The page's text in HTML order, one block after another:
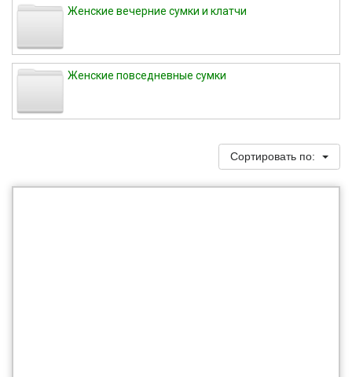
Женские вечерние сумки и клатчи
Женские повседневные сумки
Сортировать по: